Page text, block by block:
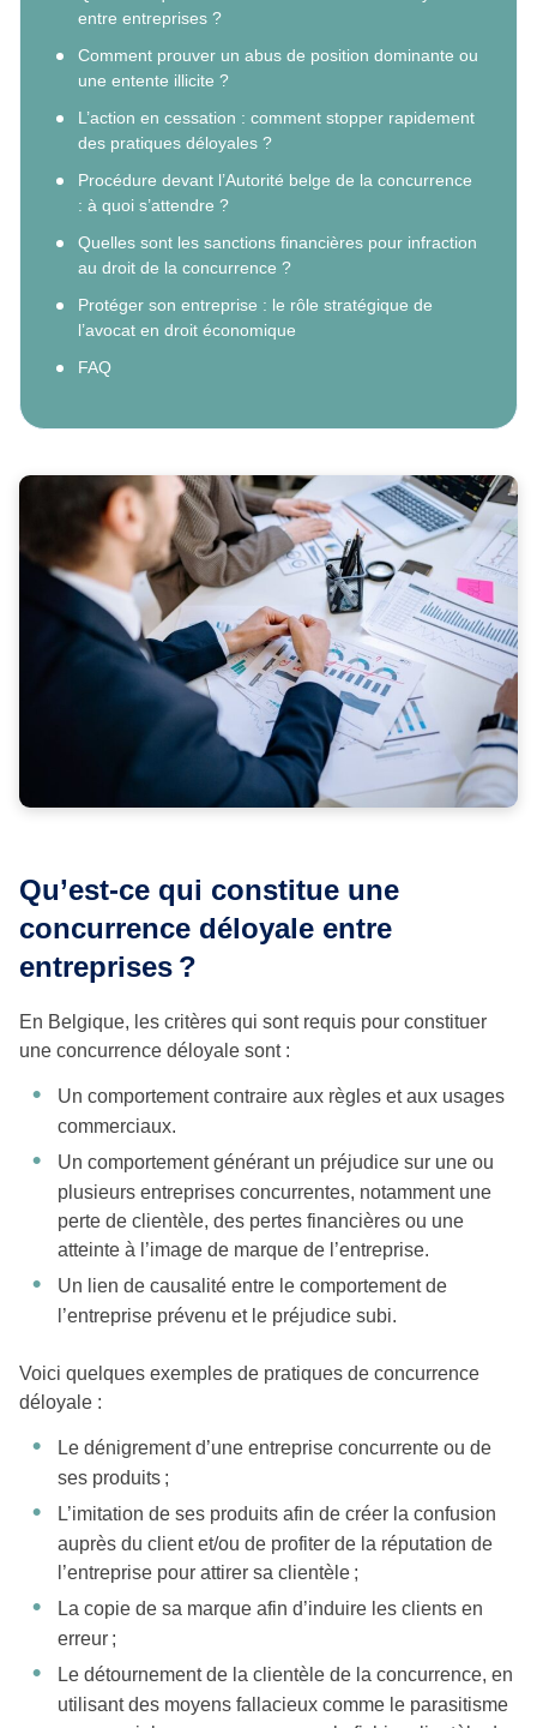
entre entreprises ?
Comment prouver un abus de position dominante ou
une entente illicite ?
L’action en cessation : comment stopper rapidement
des pratiques déloyales ?
Procédure devant l’Autorité belge de la concurrence
: à quoi s’attendre ?
Quelles sont les sanctions financières pour infraction
au droit de la concurrence ?
Protéger son entreprise : le rôle stratégique de
l’avocat en droit économique
FAQ
Qu’est-ce qui constitue une
concurrence déloyale entre
entreprises ?
En Belgique, les critères qui sont requis pour constituer
une concurrence déloyale sont :
Un comportement contraire aux règles et aux usages
commerciaux.
Un comportement générant un préjudice sur une ou
plusieurs entreprises concurrentes, notamment une
perte de clientèle, des pertes financières ou une
atteinte à l’image de marque de l’entreprise.
Un lien de causalité entre le comportement de
l’entreprise prévenu et le préjudice subi.
Voici quelques exemples de pratiques de concurrence
déloyale :
Le dénigrement d’une entreprise concurrente ou de
ses produits ;
L’imitation de ses produits afin de créer la confusion
auprès du client et/ou de profiter de la réputation de
l’entreprise pour attirer sa clientèle ;
La copie de sa marque afin d’induire les clients en
erreur ;
Le détournement de la clientèle de la concurrence, en
utilisant des moyens fallacieux comme le parasitisme